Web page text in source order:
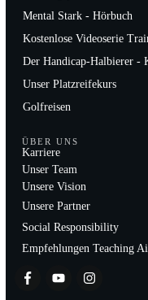
Mental Stark - Hörbuch
Kostenlose Videoserie
Der Handicap-Halbierer -
Unser Platzreifekurs
Golfreisen
ÜBER UNS
Karriere
Unser Team
Unsere Vision
Unsere Partner
Social Responsibility
Empfehlungen Teaching